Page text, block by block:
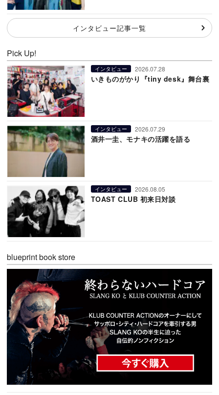
インタビュー記事一覧
Pick Up!
インタビュー 2026.07.28
いきものがかり『tiny desk』舞台裏
インタビュー 2026.07.29
酒井一圭、モナキの活躍を語る
インタビュー 2026.08.05
TOAST CLUB 初来日対談
blueprint book store